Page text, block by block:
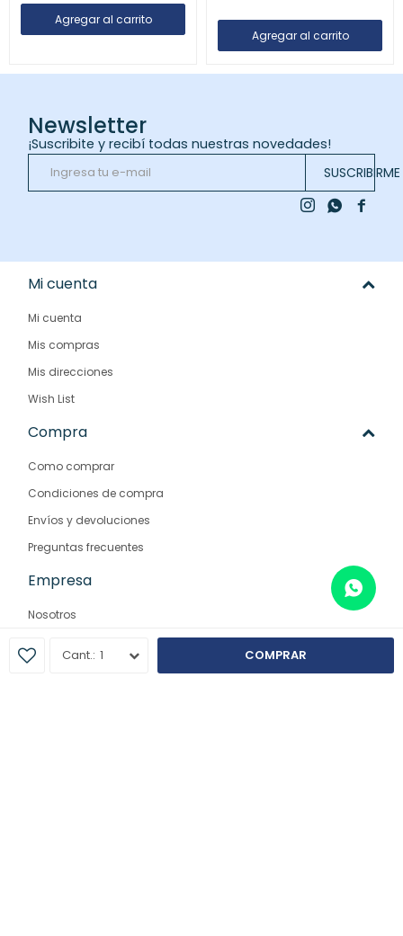
1 COMPRAR
Newsletter
¡Suscribite y recibí todas nuestras novedades!
SUSCRIBIRME

 
Mi cuenta
Mi cuenta
Mis compras
Mis direcciones
Wish List
Compra
Como comprar
Condiciones de compra
Envíos y devoluciones
Preguntas frecuentes
Empresa
Nosotros